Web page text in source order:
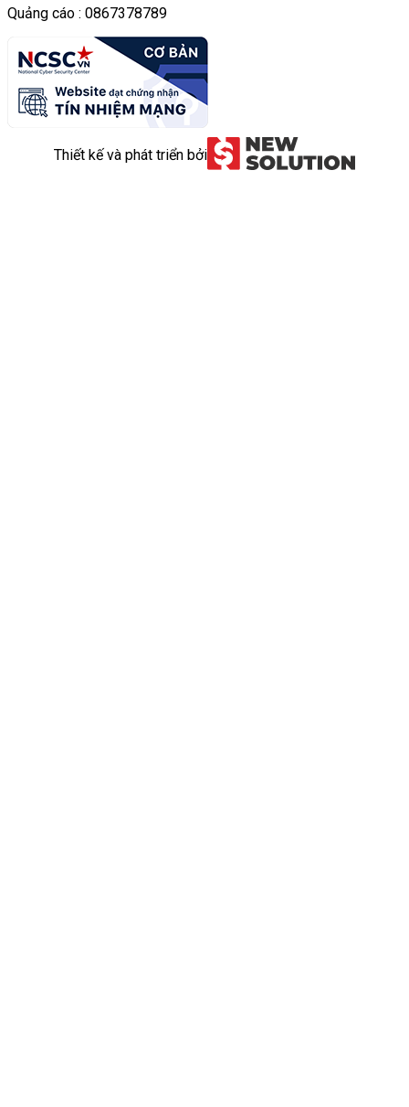
Quảng cáo : 0867378789
Thiết kế và phát triển bởi